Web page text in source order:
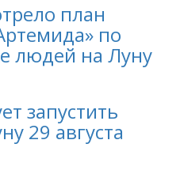
план
по
людей на Луну
запустить
29 августа